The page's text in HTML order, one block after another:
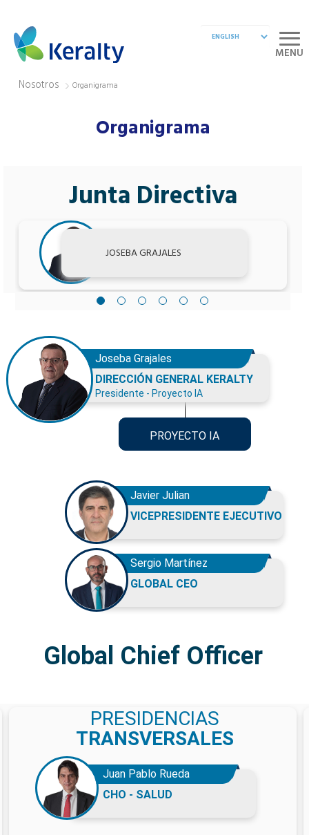
MENU
Nosotros
Organigrama
Organigrama
Junta Directiva
JOSEBA GRAJALES
Joseba Grajales
DIRECCIÓN GENERAL KERALTY
Presidente - Proyecto IA
PROYECTO IA
Javier Julian
VICEPRESIDENTE EJECUTIVO
Sergio Martínez
GLOBAL CEO
Global Chief Officer
PRESIDENCIAS
TRANSVERSALES
Juan Pablo Rueda
CHO - SALUD